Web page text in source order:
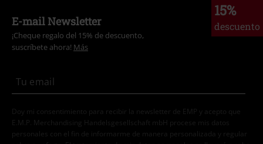
15%
descuento
E-mail Newsletter
¡Cheque regalo del 15% de descuento,
suscríbete ahora! Más
Doy mi consentimiento para recibir la newsletter de EMP y acepto que
E.M.P. Merchandising Handelsgesellschaft mbH procese mis datos
personales con el fin de informarme de manera personalizada y regular